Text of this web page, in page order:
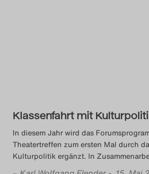
Klassenfahrt mit
In diesem Jahr wird das
Theatertreffen zum ersten Mal durch
Kulturpolitik ergänzt. In